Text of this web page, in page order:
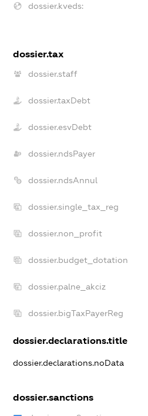
dossier.kveds:
dossier.tax
dossier.staff
dossier.taxDebt
dossier.esvDebt
dossier.ndsPayer
dossier.ndsAnnul
dossier.single_tax_reg
dossier.non_profit
dossier.budget_dotation
dossier.palne_akciz
dossier.bigTaxPayerReg
dossier.declarations.title
dossier.declarations.noData
dossier.sanctions